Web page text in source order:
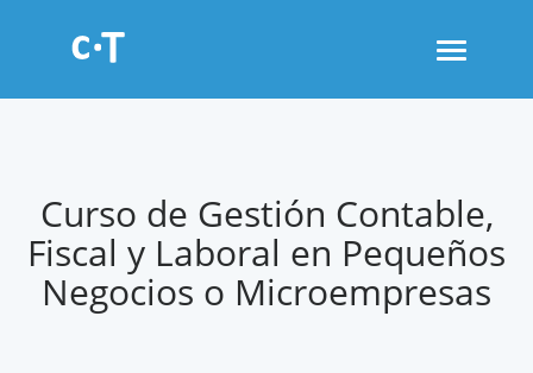
Toggle
Curso de Gestión Contable,
Fiscal y Laboral en Pequeños
Negocios o Microempresas